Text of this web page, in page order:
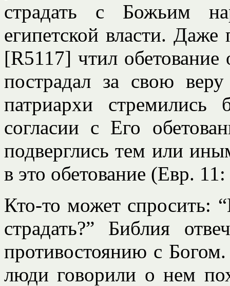
страдать с Божьим
египетской власти.
[R5117] чтил
пострадал за свою
патриархи
согласии с Его
подверглись тем или
в это обетование (Евр.
Кто-то может спросить:
страдать?” Библия
противостоянию с
люди говорили о нем